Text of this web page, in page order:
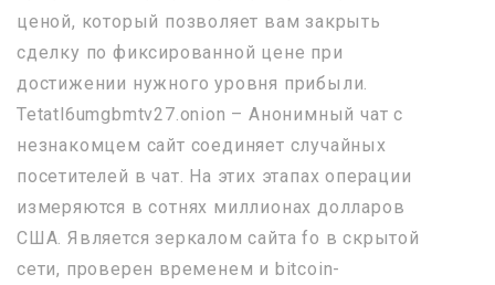
ценой, который позволяет вам закрыть
сделку по фиксированной цене при
достижении нужного уровня прибыли.
Tetatl6umgbmtv27.onion – Анонимный чат с
незнакомцем сайт соединяет случайных
посетителей в чат. На этих этапах операции
измеряются в сотнях миллионах долларов
США. Является зеркалом сайта fo в скрытой
сети, проверен временем и bitcoin-